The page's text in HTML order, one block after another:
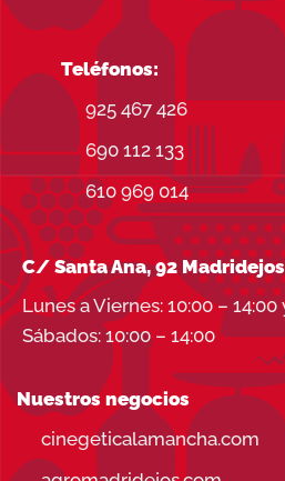
Teléfonos:
925 467 426
690 112 133
610 969 014
C/ Santa Ana, 92
Lunes a Viernes: 10:00 – 14:00
Sábados: 10:00 – 14:00
Nuestros negocios
cinegeticalamancha.com